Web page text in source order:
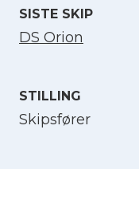
SISTE SKIP
DS Orion
STILLING
Skipsfører